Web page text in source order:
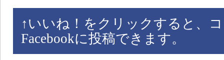
↑ いいね！をクリックすると、
Facebookに投稿できます。